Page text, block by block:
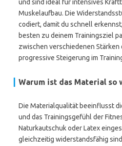
und sind ideal für intensives
Muskelaufbau. Die
codiert, damit du schnell
besten zu deinem Trainingsziel
zwischen verschiedenen Stärken
progressive Steigerung im
Warum ist das Material so
Die Materialqualität beeinflusst
und das Trainingsgefühl der
Naturkautschuk oder Latex
gleichzeitig widerstandsfähig